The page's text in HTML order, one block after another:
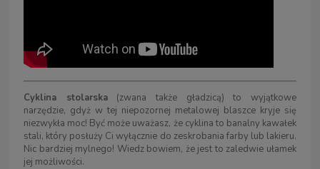
Cyklina stolarska(zwana także gładzicą) to wyjątkowe
narzędzie, gdyż w tej niepozornej metalowej blaszce kryje się
niezwykła moc! Być może uważasz, że cyklina to banalny kawałek
stali, który posłuży Ci wyłącznie do zeskrobania farby lub lakieru.
Nic bardziej mylnego! Wiedz bowiem, że jest to zaledwie ułamek
jej możliwości.